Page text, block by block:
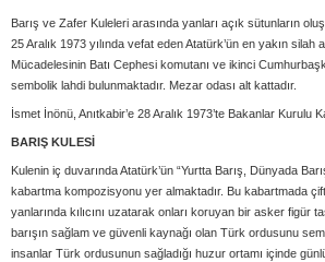
Barış ve Zafer Kuleleri arasında yanları açık sütunların
25 Aralık 1973 yılında vefat eden Atatürk’ün en yakın silah
Mücadelesinin Batı Cephesi komutanı ve ikinci
sembolik lahdi bulunmaktadır. Mezar odası alt kattadır.
İsmet İnönü, Anıtkabir’e 28 Aralık 1973’te Bakanlar Kurulu
BARIŞ KULESİ
Kulenin iç duvarında Atatürk’ün “Yurtta Barış, Dünyada
kabartma kompozisyonu yer almaktadır. Bu kabartmada
yanlarında kılıcını uzatarak onları koruyan bir asker figür
barışın sağlam ve güvenli kaynağı olan Türk ordusunu
insanlar Türk ordusunun sağladığı huzur ortamı içinde